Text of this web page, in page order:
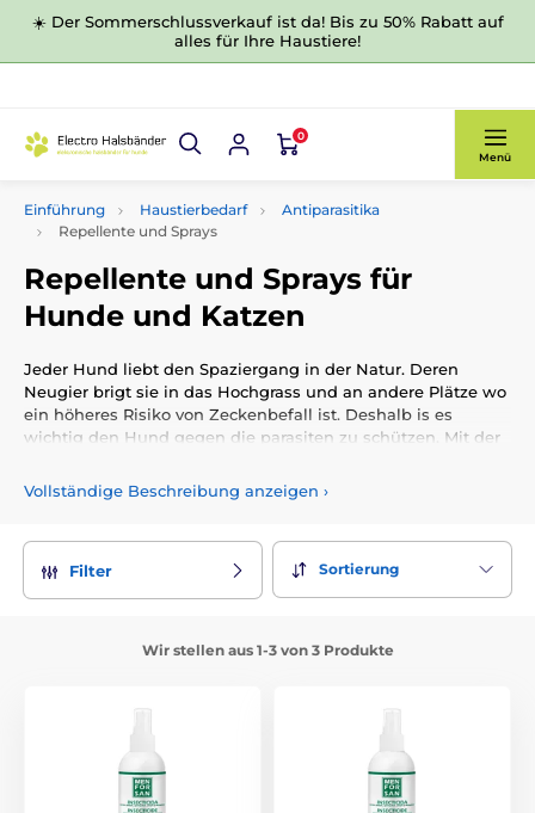
☀️ Der Sommerschlussverkauf ist da! Bis zu 50% Rabatt auf
alles für Ihre Haustiere!
0
Menü
Einführung Haustierbedarf
Antiparasitika
Repellente und Sprays
Repellente und Sprays für
Hunde und Katzen
Jeder Hund liebt den Spaziergang in der Natur. Deren
Neugier brigt sie in das Hochgrass und an andere Plätze wo
ein höheres Risiko von Zeckenbefall ist. Deshalb is es
wichtig den Hund gegen die parasiten zu schützen. Mit der
Risiko. I unseren Sortiment haben für Sie jede Menge
Produkte für Sie da. Ab jetzt müssen Sie sich im Freiern den
Vollständige Beschreibung anzeigen ›
Filter Sortierung
Wir stellen aus 1-3 von 3 Produkte